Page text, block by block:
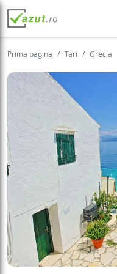
Prima pagina Tari Grecia